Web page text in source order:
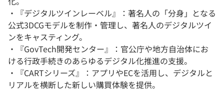
・『デジタルツインレーベル』：著名人の「分身」となる
公式3DCGモデルを制作・管理し、著名人のデジタルツイ
ンをキャスティング。
・『GovTech開発センター』：官公庁や地方自治体にお
ける行政手続きのあらゆるデジタル化推進の支援。
・『CARTシリーズ』：アプリやECを活用し、デジタルと
リアルを横断した新しい購買体験を提供。